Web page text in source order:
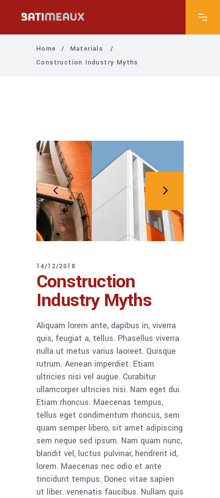
Home / Materials
/
Construction Industry Myths
14/12/2018
Construction
Industry Myths
Aliquam lorem ante, dapibus in, viverra
quis, feugiat a, tellus. Phasellus viverra
nulla ut metus varius laoreet. Quisque
rutrum. Aenean imperdiet. Etiam
ultricies nisi vel augue. Curabitur
ullamcorper ultricies nisi. Nam eget dui.
Etiam rhoncus. Maecenas tempus,
tellus eget condimentum rhoncus, sem
quam semper libero, sit amet adipiscing
sem neque sed ipsum. Nam quam nunc,
blandit vel, luctus pulvinar, hendrerit id,
lorem. Maecenas nec odio et ante
tincidunt tempus. Donec vitae sapien
ut liber. venenatis faucibus. Nullam quis